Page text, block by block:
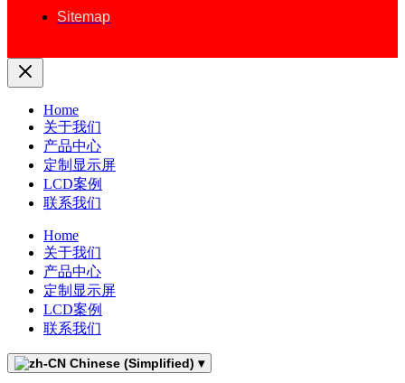
Sitemap
Home
关于我们
产品中心
定制显示屏
LCD案例
联系我们
Home
关于我们
产品中心
定制显示屏
LCD案例
联系我们
Chinese (Simplified) ▾